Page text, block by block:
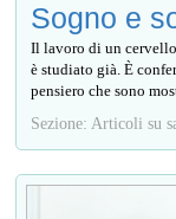
Sogno e
Il lavoro di un
è studiato già. È
pensiero che sono
Sezione: Articoli su